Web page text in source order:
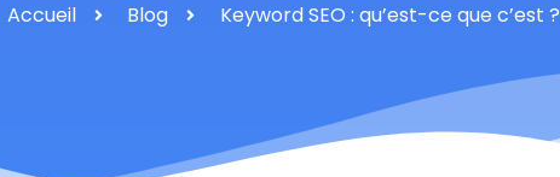
Accueil Blog Keyword SEO : qu’est-ce que c’est ?